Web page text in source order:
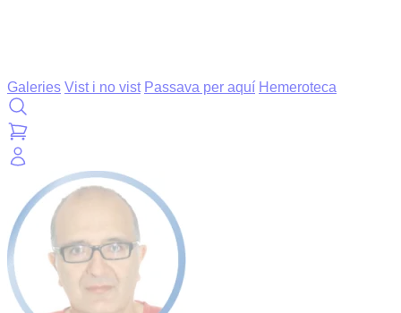
Galeries Vist i no vist Passava per aquí Hemeroteca